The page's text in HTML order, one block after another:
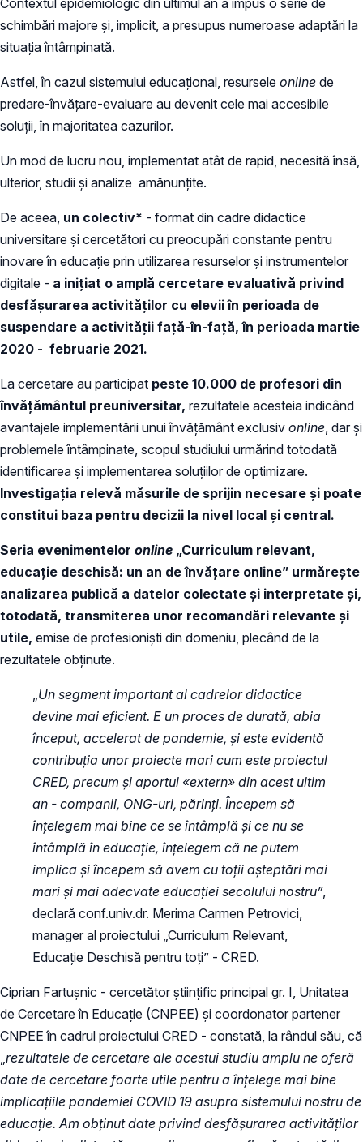
schimbări majore și, implicit, a presupus numeroase adaptări la
situația întâmpinată.
Astfel, în cazul sistemului educațional, resursele online de
predare-învățare-evaluare au devenit cele mai accesibile
soluții, în majoritatea cazurilor.
Un mod de lucru nou, implementat atât de rapid, necesită însă,
ulterior, studii și analize amănunțite.
De aceea, un colectiv* - format din cadre didactice
universitare și cercetători cu preocupări constante pentru
inovare în educație prin utilizarea resurselor și instrumentelor
digitale - a inițiat o amplă cercetare evaluativă privind
desfășurarea activităților cu elevii în perioada de
suspendare a activității față-în-față, în perioada martie
2020 - februarie 2021.
La cercetare au participat peste 10.000 de profesori din
învățământul preuniversitar, rezultatele acesteia indicând
avantajele implementării unui învățământ exclusiv online , dar și
problemele întâmpinate, scopul studiului urmărind totodată
identificarea și implementarea soluțiilor de optimizare.
Investigația relevă măsurile de sprijin necesare și poate
constitui baza pentru decizii la nivel local și central.
Seria evenimentelor online „Curriculum relevant,
educație deschisă: un an de învățare online” urmărește
analizarea publică a datelor colectate și interpretate și,
totodată, transmiterea unor recomandări relevante și
utile, emise de profesioniști din domeniu, plecând de la
rezultatele obținute.
Un segment important al cadrelor didactice
devine mai eficient. E un proces de durată, abia
început, accelerat de pandemie, și este evidentă
contribuția unor proiecte mari cum este proiectul
CRED, precum și aportul «extern» din acest ultim
an - companii, ONG-uri, părinți. Începem să
înțelegem mai bine ce se întâmplă și ce nu se
întâmplă în educație, înțelegem că ne putem
implica și începem să avem cu toții așteptări mai
mari și mai adecvate educației secolului nostru”,
declară conf.univ.dr. Merima Carmen Petrovici,
manager al proiectului „Curriculum Relevant,
Educație Deschisă pentru toți” - CRED.
Ciprian Fartușnic - cercetător științific principal gr. I, Unitatea
de Cercetare în Educație (CNPEE) și coordonator partener
CNPEE în cadrul proiectului CRED - constată, la rândul său, că
rezultatele de cercetare ale acestui studiu amplu ne oferă
date de cercetare foarte utile pentru a înțelege mai bine
implicațiile pandemiei COVID 19 asupra sistemului nostru de
educație. Am obținut date privind desfășurarea activităților